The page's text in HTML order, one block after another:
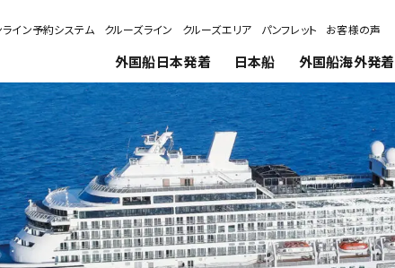
外国船日本発着 日本船 外国船海外発着
ライン予約システム クルーズライン クルーズエリア パンフレット お客様の声